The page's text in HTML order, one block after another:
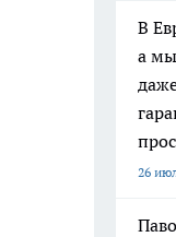
В
а
26